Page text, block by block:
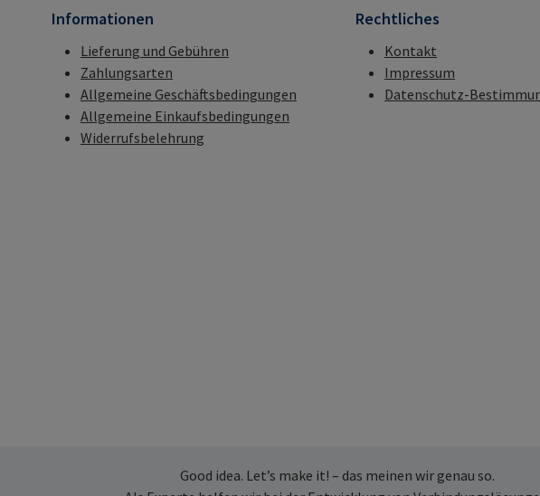
Informationen
Lieferung und Gebühren
Zahlungsarten
Allgemeine Geschäftsbedingungen
Allgemeine Einkaufsbedingungen
Widerrufsbelehrung
Rechtliches
Kontakt
Impressum
Datenschutz-
Good idea. Let’s make it! – das meinen wir genau so.